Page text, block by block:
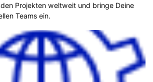
Projekten weltweit und bringe Deine
Teams ein.